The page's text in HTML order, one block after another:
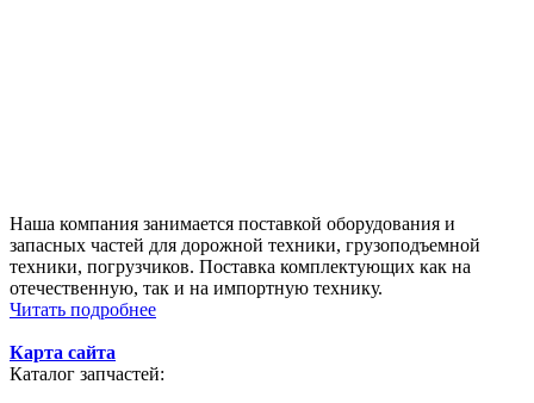
Наша компания занимается поставкой оборудования и
запасных частей для дорожной техники, грузоподъемной
техники, погрузчиков. Поставка комплектующих как на
отечественную, так и на импортную технику.
Читать подробнее
Карта сайта
Каталог запчастей: